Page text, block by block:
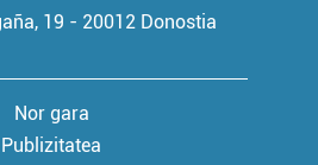
19 - 20012 Donostia
Nor gara
Publizitatea